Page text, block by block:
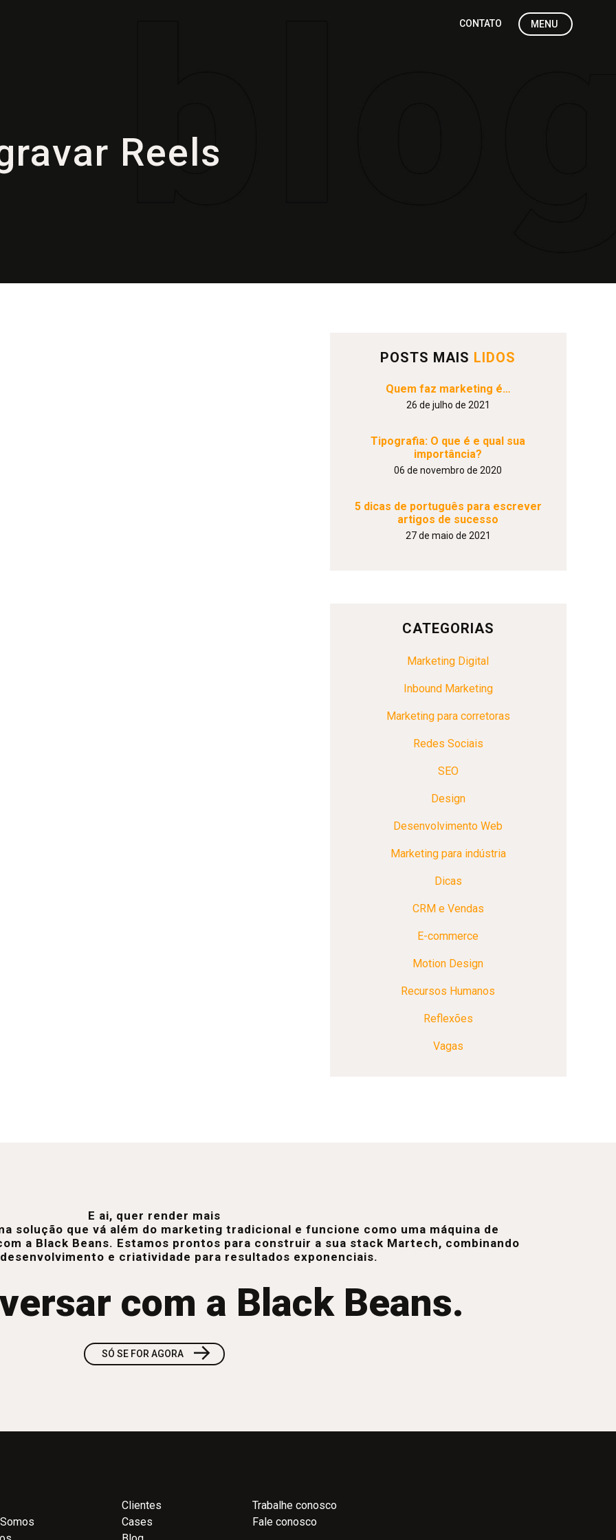
CONTATO MENU
Reels
POSTS MAIS LIDOS
Quem faz marketing é…
26 de julho de 2021
Tipografia: O que é e qual sua
importância?
06 de novembro de 2020
5 dicas de português para escrever
artigos de sucesso
27 de maio de 2021
CATEGORIAS
Marketing Digital
Inbound Marketing
Marketing para corretoras
Redes Sociais
SEO
Design
Desenvolvimento Web
Marketing para indústria
Dicas
CRM e Vendas
E-commerce
Motion Design
Recursos Humanos
Reflexões
Vagas
E ai, quer render mais
solução que vá além do marketing tradicional e funcione como uma máquina de
a Black Beans. Estamos prontos para construir a sua stack Martech, combinando
e criatividade para resultados exponenciais.
com a Black Beans.
SÓ SE FOR AGORA →
Clientes
Cases
Trabalhe conosco
Fale conosco